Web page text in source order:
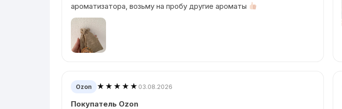
ароматизатора, возьму на пробу другие ароматы
Ozon ★★★★★ 03.08.2026
Покупатель Ozon